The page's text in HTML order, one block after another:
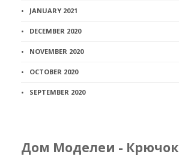
JANUARY 2021
DECEMBER 2020
NOVEMBER 2020
OCTOBER 2020
SEPTEMBER 2020
Дом Моделеи - Крючок